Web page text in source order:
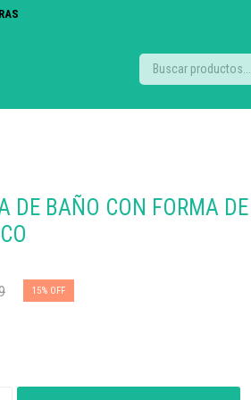
DE BAÑO CON FORMA DE
15